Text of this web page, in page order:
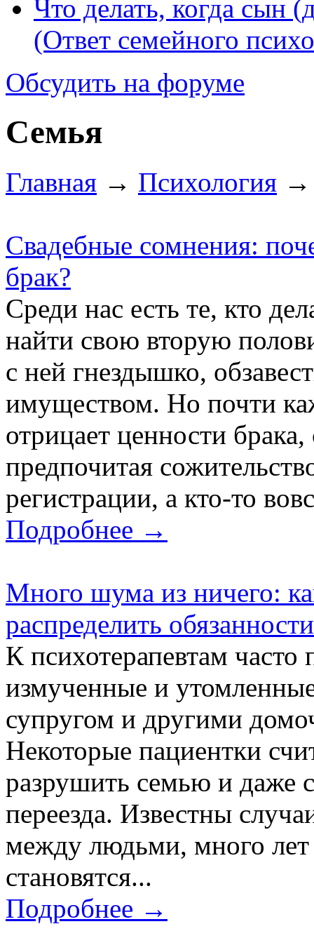
Что делать, когда сын
(Ответ семейного
Обсудить на форуме
Семья
Главная → Психология →
Свадебные сомнения:
брак?
Среди нас есть те, кто
найти свою вторую
с ней гнездышко,
имуществом. Но почти
отрицает ценности
предпочитая
регистрации, а кто-то
Подробнее →
Много шума из ничего:
распределить
К психотерапевтам
измученные и
супругом и другими
Некоторые пациентки
разрушить семью и даже
переезда. Известны
между людьми, много
становятся...
Подробнее →